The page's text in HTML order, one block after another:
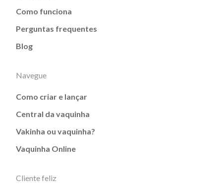
Como funciona
Perguntas frequentes
Blog
Navegue
Como criar e lançar
Central da vaquinha
Vakinha ou vaquinha?
Vaquinha Online
Cliente feliz